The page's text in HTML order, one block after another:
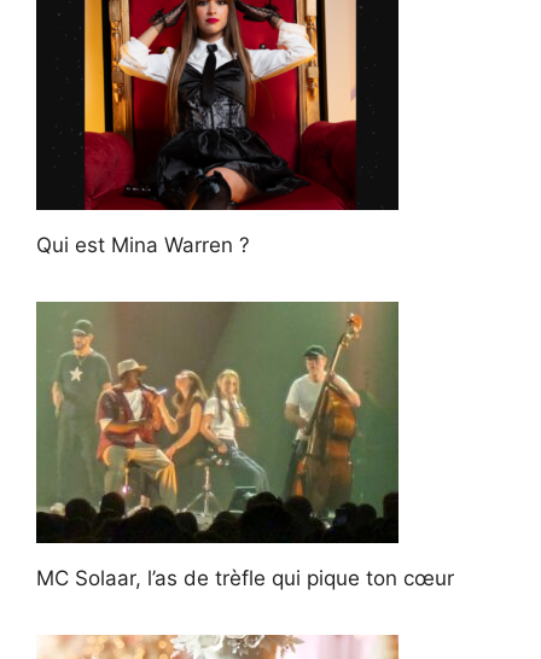
Qui est Mina Warren ?
MC Solaar, l’as de trèfle qui pique ton cœur